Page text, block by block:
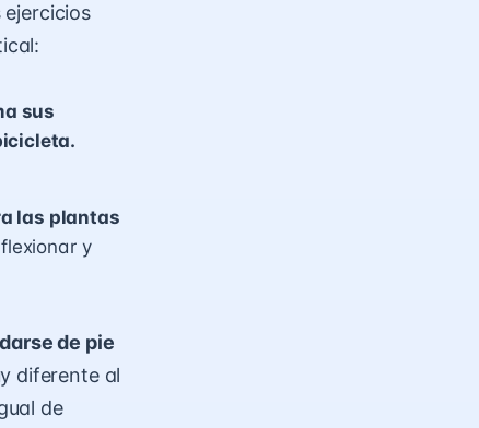
sus
las plantas
y
de pie
diferente al
de